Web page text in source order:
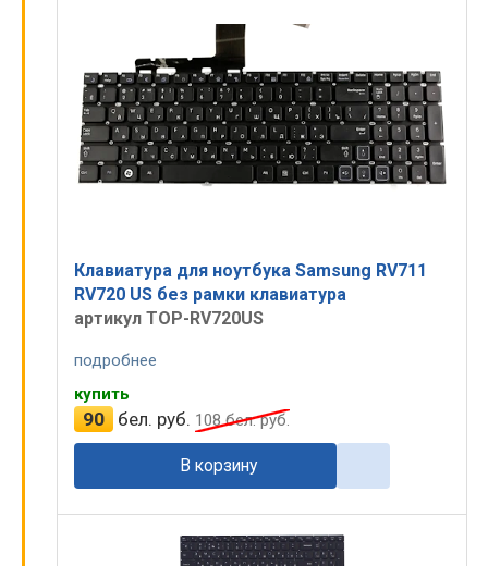
Клавиатура для ноутбука Samsung RV711
RV720 US без рамки клавиатура
артикул TOP-RV720US
подробнее
купить
90 бел. руб. 108бел. руб.
В корзину